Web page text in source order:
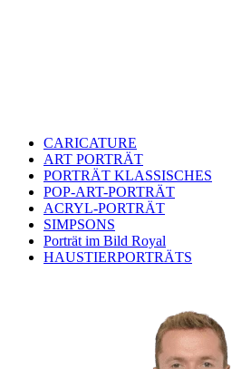
CARICATURE
ART PORTRÄT
PORTRÄT KLASSISCHES
POP-ART-PORTRÄT
ACRYL-PORTRÄT
SIMPSONS
Porträt im Bild Royal
HAUSTIERPORTRÄTS